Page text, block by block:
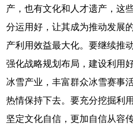
产，也有文化和人才遗产，这
分运用好，让其成为推动发展
产利用效益最大化。要继续推
强化战略规划布局，建设利用
冰雪产业，丰富群众冰雪赛事
热情保持下去。要充分挖掘利
坚定文化自信，更加自信从容